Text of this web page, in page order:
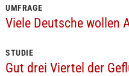
UMFRAGE
Viele Deutsche wollen
STUDIE
Gut drei Viertel der